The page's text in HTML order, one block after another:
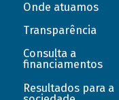
Onde atuamos
Transparência
Consulta a
financiamentos
Resultados para a